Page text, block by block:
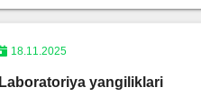
18.11.2025
Laboratoriya yangiliklari